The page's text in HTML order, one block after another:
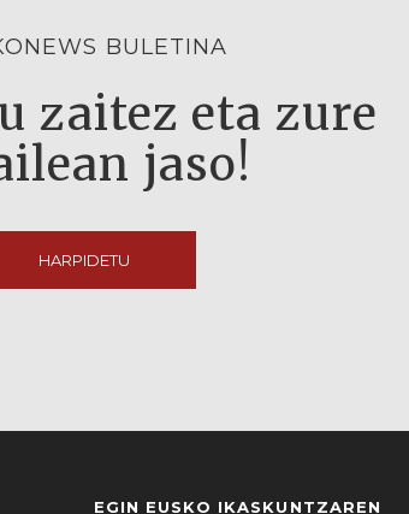
BULETINA
zaitez eta zure
jaso!
HARPIDETU
EGIN EUSKO IKASKUNTZAREN